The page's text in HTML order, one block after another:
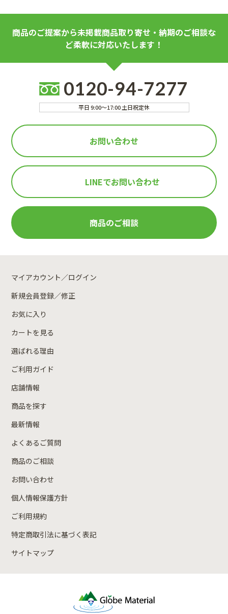
商品のご提案から未掲載商品取り寄せ・納期のご相談な
ど柔軟に対応いたします！
0120-94-7277
平日 9:00～17:00 土日祝定休
お問い合わせ
LINEでお問い合わせ
商品のご相談
マイアカウント／ログイン
新規会員登録／修正
お気に入り
カートを見る
選ばれる理由
ご利用ガイド
店舗情報
商品を探す
最新情報
よくあるご質問
商品のご相談
お問い合わせ
個人情報保護方針
ご利用規約
特定商取引法に基づく表記
サイトマップ